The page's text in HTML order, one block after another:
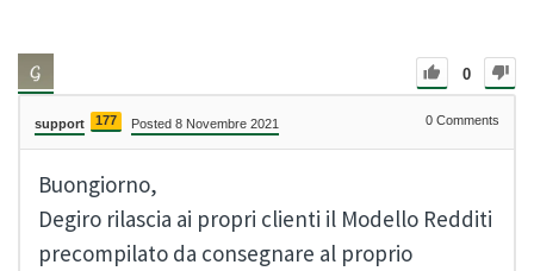
0
support 177 Posted 8 Novembre 2021 0 Comments
Buongiorno,
Degiro rilascia ai propri clienti il Modello Redditi
precompilato da consegnare al proprio